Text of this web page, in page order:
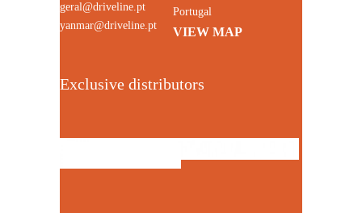
geral@driveline.pt
yanmar@driveline.pt
Portugal
VIEW MAP
Exclusive distributors